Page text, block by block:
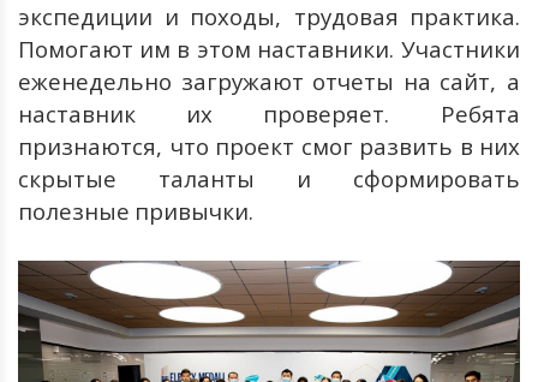
экспедиции и походы, трудовая практика.
Помогают им в этом наставники.Участники
еженедельно загружают отчеты на сайт, а
наставник
их проверяет. Ребята
признаются, что проект смог развить в них
скрытые
таланты и
сформировать
полезные привычки.